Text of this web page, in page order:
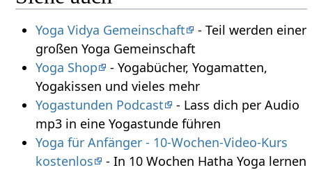
Yoga Vidya Gemeinschaft
- Teil werden einer
großen Yoga Gemeinschaft
Yoga Shop
- Yogabücher, Yogamatten,
Yogakissen und vieles mehr
Yogastunden Podcast
- Lass dich per Audio
mp3 in eine Yogastunde führen
Yoga für Anfänger - 10-Wochen-Video-Kurs
kostenlos
- In 10 Wochen Hatha Yoga lernen